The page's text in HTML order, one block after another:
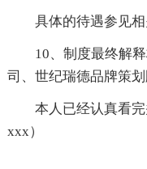
具体的待遇参见相
10、制度最终解
司、世纪瑞德品牌策划
本人已经认真看
xxx）